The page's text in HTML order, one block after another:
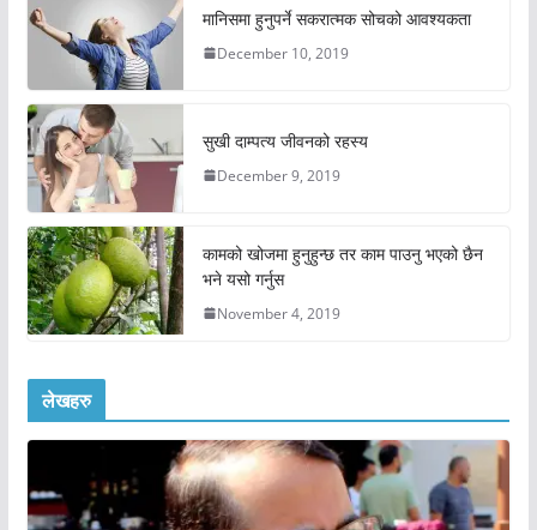
मानिसमा हुनुपर्ने सकरात्मक सोचको आवश्यकता
December 10, 2019
सुखी दाम्पत्य जीवनको रहस्य
December 9, 2019
कामको खोजमा हुनुहुन्छ तर काम पाउनु भएको छैन
भने यसो गर्नुस
November 4, 2019
लेखहरु